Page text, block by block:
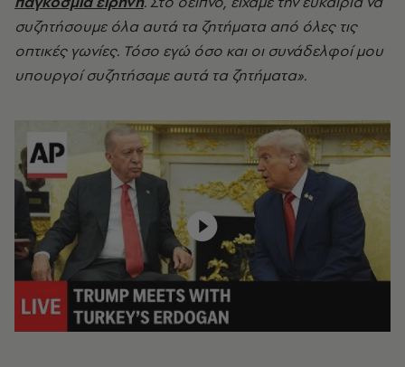
συζητήσουμε όλα αυτά τα ζητήματα από όλες τις
οπτικές γωνίες. Τόσο εγώ όσο και οι συνάδελφοί μου
υπουργοί συζητήσαμε αυτά τα ζητήματα».